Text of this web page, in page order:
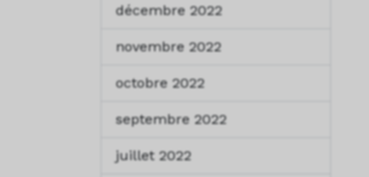
décembre 2022
novembre 2022
octobre 2022
septembre 2022
juillet 2022